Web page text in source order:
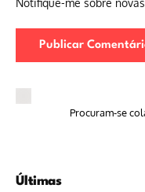
Notifique-me sobre
Procuram-se
Últimas